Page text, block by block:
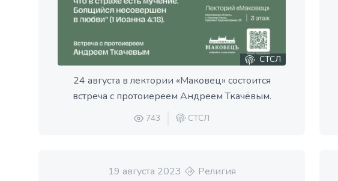
СТСЛ
24 августа в лектории «Маковец» состоится
встреча с протоиереем Андреем Ткачëвым.
743 СТСЛ
19 августа 2023 Религия